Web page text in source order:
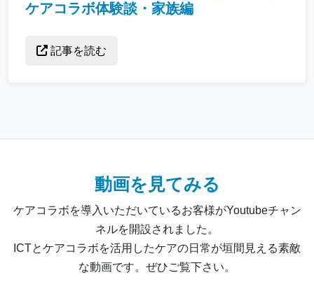
ケアコラボ体験談・家族編
記事を読む
動画を見てみる
ケアコラボを導入いただいているお客様がYoutubeチャン
ネルを開設されました。
ICTとケアコラボを活用したケアの日常が垣間見える素敵
な動画です。ぜひご覧下さい。